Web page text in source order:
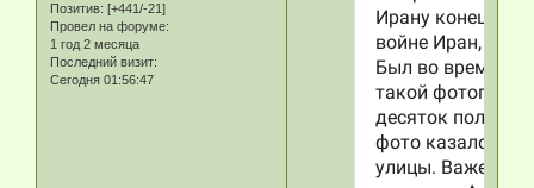
Позитив: [+441/-21]
Провел на форуме:
1 год 2 месяца
Последний визит:
Сегодня 01:56:47